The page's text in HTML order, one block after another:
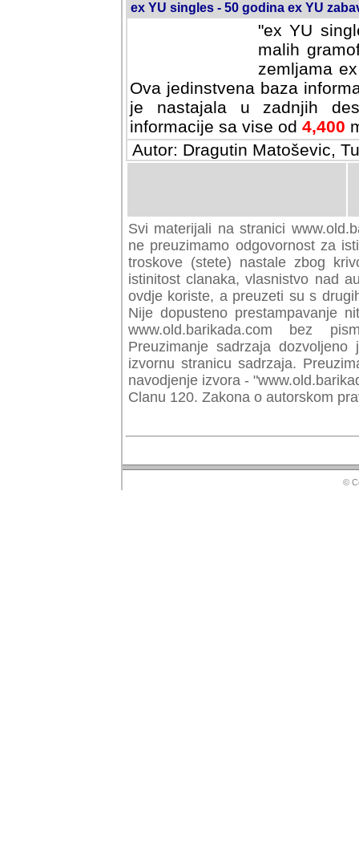
ex YU singles - 50 godina ex YU
"ex YU
malih
zemljama
Ova jedinstvena baza
je nastajala u zadnjih
informacije sa vise od 4,400
Autor: Dragutin Matoševic,
Svi materijali na stranici
preuzimamo odgovornost za
troskove (stete) nastale zbog
istinitost clanaka, vlasnistvo nad
ovdje koriste, a preuzeti su s
Nije dopusteno prestampavanje
www.old.barikada.com bez
Preuzimanje sadrzaja
izvornu stranicu sadrzaja.
navodjenje izvora -
Clanu 120. Zakona o autorskom
©